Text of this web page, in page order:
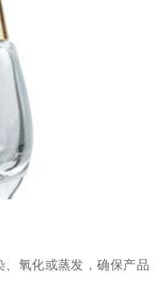
氧化或蒸发，确保产品